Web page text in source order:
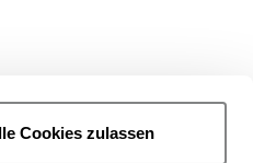
Cookies zulassen